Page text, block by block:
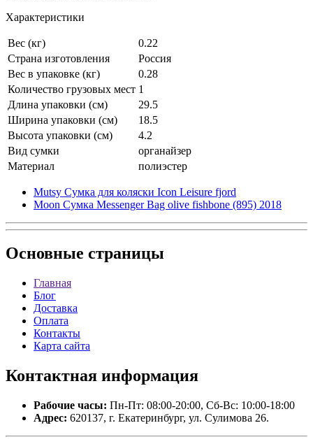
Характеристики
Вес (кг)
0.22
Страна изготовления
Россия
Вес в упаковке (кг)
0.28
Количество грузовых мест 1
Длина упаковки (см)
29.5
Ширина упаковки (см)
18.5
Высота упаковки (см)
4.2
Вид сумки
органайзер
Материал
полиэстер
Mutsy Сумка для коляски Icon Leisure fjord
Moon Сумка Messenger Bag olive fishbone (895) 2018
Основные страницы
Главная
Блог
Доставка
Оплата
Контакты
Карта сайта
Контактная информация
Рабочие часы: Пн-Пт: 08:00-20:00, Сб-Вс: 10:00-18:00
Адрес: 620137, г. Екатеринбург, ул. Сулимова 26.